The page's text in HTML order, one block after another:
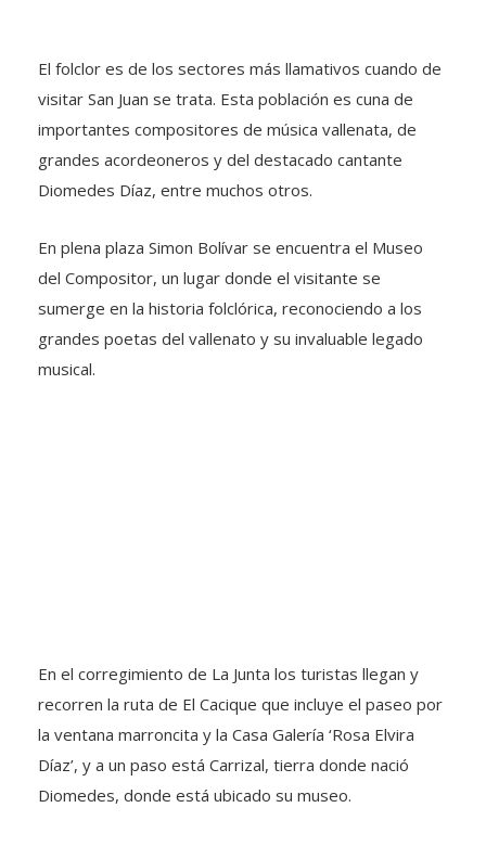
El folclor es de los sectores más llamativos cuando de
visitar San Juan se trata. Esta población es cuna de
importantes compositores de música vallenata, de
grandes acordeoneros y del destacado cantante
Diomedes Díaz, entre muchos otros.
En plena plaza Simon Bolívar se encuentra el Museo
del Compositor, un lugar donde el visitante se
sumerge en la historia folclórica, reconociendo a los
grandes poetas del vallenato y su invaluable legado
musical.
En el corregimiento de La Junta los turistas llegan y
recorren la ruta de El Cacique que incluye el paseo por
la ventana marroncita y la Casa Galería ‘Rosa Elvira
Díaz’, y a un paso está Carrizal, tierra donde nació
Diomedes, donde está ubicado su museo.